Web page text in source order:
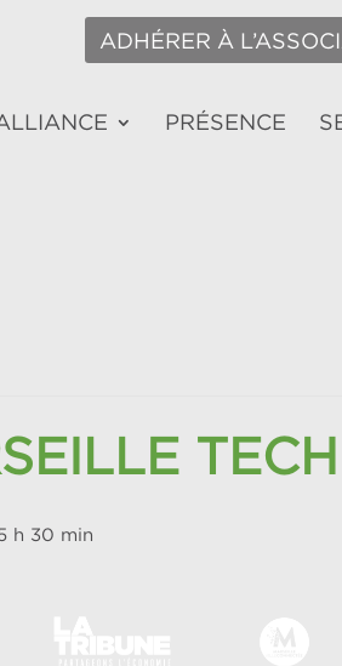
ADHÉRER À
PRÉSENCE
h 30 min